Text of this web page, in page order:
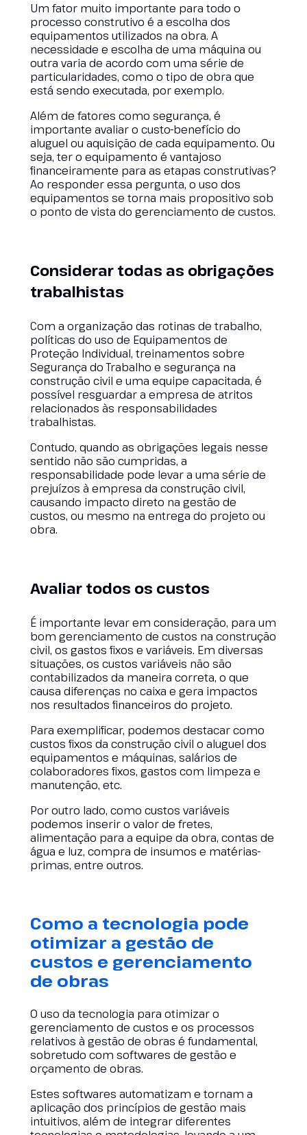
Um fator muito importante para todo o
processo construtivo é a escolha dos
equipamentos utilizados na obra. A
necessidade e escolha de uma máquina ou
outra varia de acordo com uma série de
particularidades, como o tipo de obra que
está sendo executada, por exemplo.
Além de fatores como segurança, é
importante avaliar o custo-benefício do
aluguel ou aquisição de cada equipamento. Ou
seja, ter o equipamento é vantajoso
financeiramente para as etapas construtivas?
Ao responder essa pergunta, o uso dos
equipamentos se torna mais propositivo sob
o ponto de vista do gerenciamento de custos.
Considerar todas as obrigações
trabalhistas
Com a organização das rotinas de trabalho,
políticas do uso de Equipamentos de
Proteção Individual, treinamentos sobre
Segurança do Trabalho e segurança na
construção civil e uma equipe capacitada, é
possível resguardar a empresa de atritos
relacionados às responsabilidades
trabalhistas.
Contudo, quando as obrigações legais nesse
sentido não são cumpridas, a
responsabilidade pode levar a uma série de
prejuízos à empresa da construção civil,
causando impacto direto na gestão de
custos, ou mesmo na entrega do projeto ou
obra.
Avaliar todos os custos
É importante levar em consideração, para um
bom gerenciamento de custos na construção
civil, os gastos fixos e variáveis. Em diversas
situações, os custos variáveis não são
contabilizados da maneira correta, o que
causa diferenças no caixa e gera impactos
nos resultados financeiros do projeto.
Para exemplificar, podemos destacar como
custos fixos da construção civil o aluguel dos
equipamentos e máquinas, salários de
colaboradores fixos, gastos com limpeza e
manutenção, etc.
Por outro lado, como custos variáveis
podemos inserir o valor de fretes,
alimentação para a equipe da obra, contas de
água e luz, compra de insumos e matérias-
primas, entre outros.
Como a tecnologia pode
otimizar a gestão de
custos e gerenciamento
de obras
O uso da tecnologia para otimizar o
gerenciamento de custos e os processos
relativos à gestão de obras é fundamental,
sobretudo com softwares de gestão e
orçamento de obras.
Estes softwares automatizam e tornam a
aplicação dos princípios de gestão mais
intuitivos, além de integrar diferentes